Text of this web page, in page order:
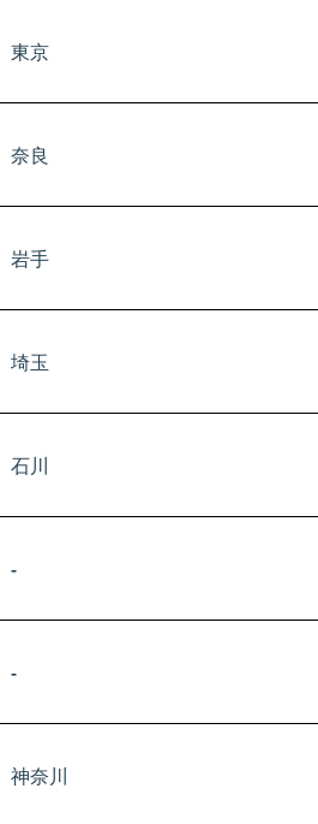
東京
奈良
岩手
埼玉
​石川
-
-
神奈川